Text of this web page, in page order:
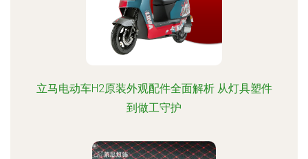
立马电动车H2原装外观配件全面解析 从灯具塑件
到做工守护